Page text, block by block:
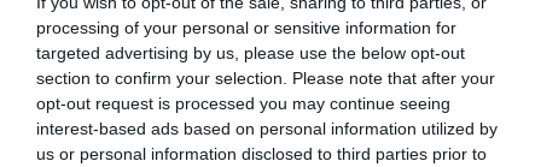
processing of your personal or sensitive information for
targeted advertising by us, please use the below opt-out
section to confirm your selection. Please note that after your
opt-out request is processed you may continue seeing
interest-based ads based on personal information utilized by
us or personal information disclosed to third parties prior to
Sa druge strane mali broj biljaka podseća na neki predmet.
Krasula je jedna od njih. Njeni listovi po obliku liče na metalne
novčiće, a po mesnatom, debelom izgledu podsećaju na džepove